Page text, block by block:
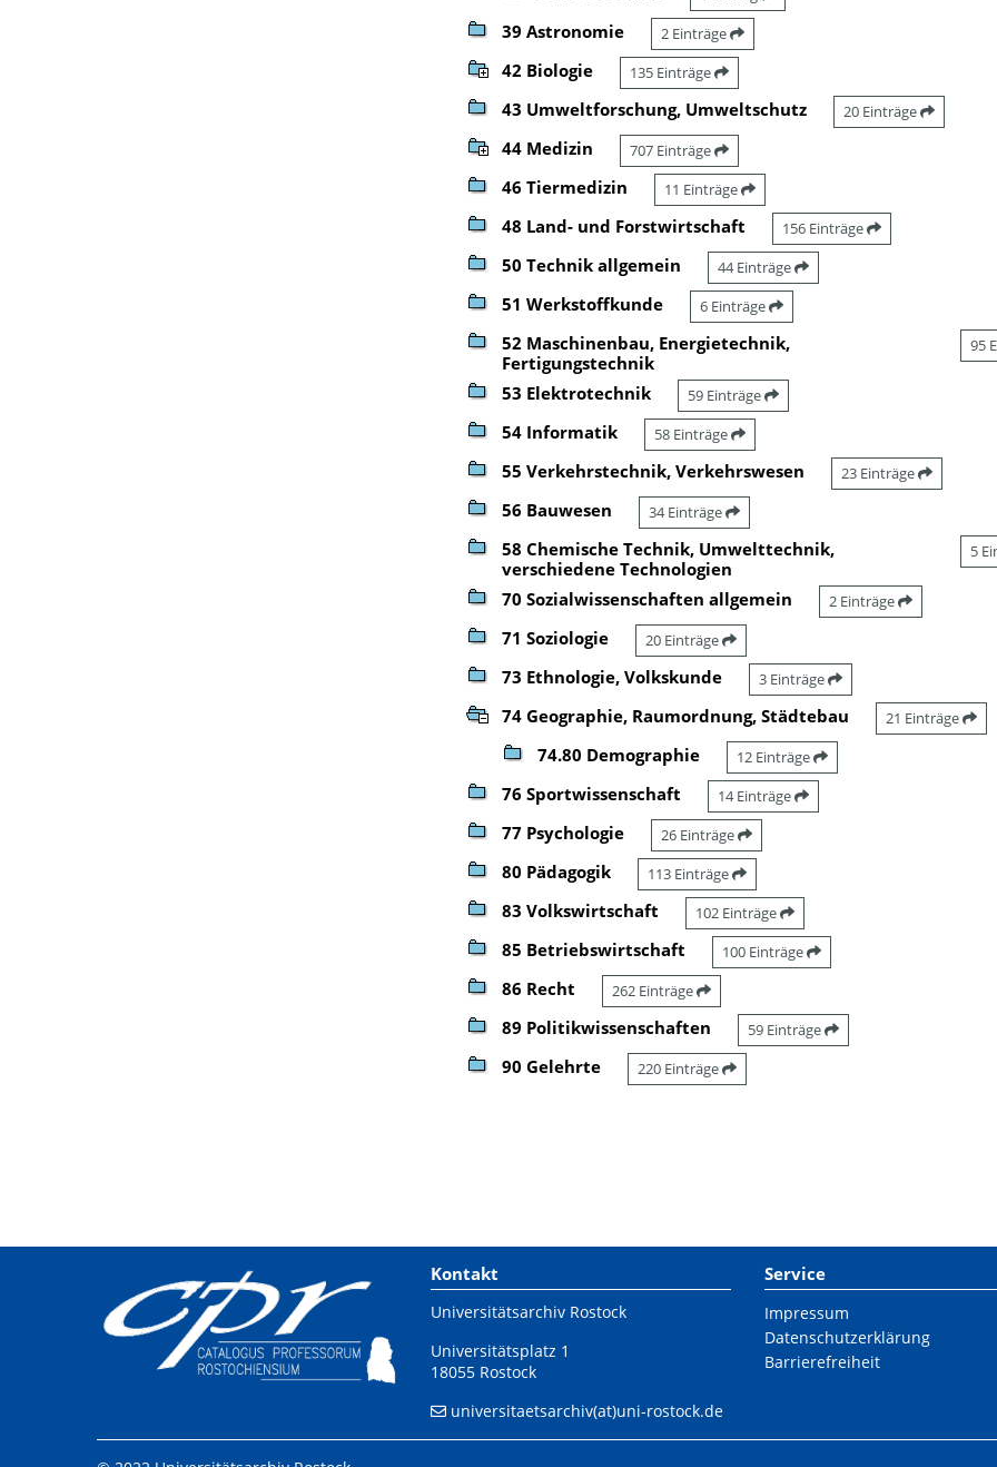
39 Astronomie 2 Einträge
42 Biologie 135 Einträge
43 Umweltforschung, Umweltschutz 20 Einträge
44 Medizin 707 Einträge
46 Tiermedizin 11 Einträge
48 Land- und Forstwirtschaft 156 Einträge
50 Technik allgemein 44 Einträge
51 Werkstoffkunde 6 Einträge
52 Maschinenbau, Energietechnik,
Fertigungstechnik
95
53 Elektrotechnik 59 Einträge
54 Informatik 58 Einträge
55 Verkehrstechnik, Verkehrswesen 23 Einträge
56 Bauwesen 34 Einträge
58 Chemische Technik, Umwelttechnik,
verschiedene Technologien
5
70 Sozialwissenschaften allgemein 2 Einträge
71 Soziologie 20 Einträge
73 Ethnologie, Volkskunde 3 Einträge
74 Geographie, Raumordnung, Städtebau 21 Einträge
74.80 Demographie 12 Einträge
76 Sportwissenschaft 14 Einträge
77 Psychologie 26 Einträge
80 Pädagogik 113 Einträge
83 Volkswirtschaft 102 Einträge
85 Betriebswirtschaft 100 Einträge
86 Recht 262 Einträge
89 Politikwissenschaften 59 Einträge
90 Gelehrte 220 Einträge
Kontakt
Universitätsarchiv Rostock
Universitätsplatz 1
18055 Rostock
universitaetsarchiv(at)uni-rostock.de
Service
Impressum
Datenschutzerklärung
Barrierefreiheit